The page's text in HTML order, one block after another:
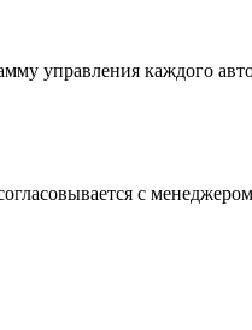
управления каждого
с